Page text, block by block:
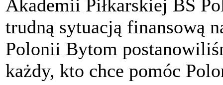
Akademii Piłkarskiej BS
trudną sytuacją finansową
Polonii Bytom
każdy, kto chce pomóc